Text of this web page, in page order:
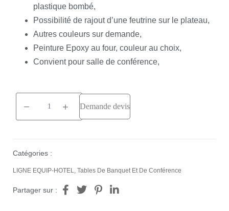
plastique bombé,
Possibilité de rajout d’une feutrine sur le plateau,
Autres couleurs sur demande,
Peinture Epoxy au four, couleur au choix,
Convient pour salle de conférence,
Demande devis
Catégories :
LIGNE EQUIP-HOTEL Tables De Banquet Et De Conférence
Partager sur :